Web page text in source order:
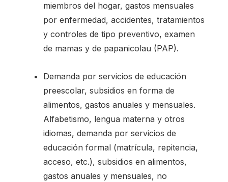
miembros del hogar, gastos mensuales
por enfermedad, accidentes, tratamientos
y controles de tipo preventivo, examen
de mamas y de papanicolau (PAP).
Demanda por servicios de educación
preescolar, subsidios en forma de
alimentos, gastos anuales y mensuales.
Alfabetismo, lengua materna y otros
idiomas, demanda por servicios de
educación formal (matrícula, repitencia,
acceso, etc.), subsidios en alimentos,
gastos anuales y mensuales, no